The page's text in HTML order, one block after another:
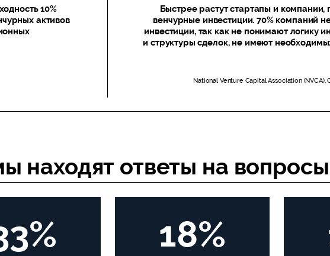
10%
активов
Быстрее растут стартапы и
венчурные инвестиции. 70% компаний
инвестиции, так как не понимают логику
и структуры сделок, не имеют
National Venture Capital Association (NVCA),
находят ответы на вопросы
18%